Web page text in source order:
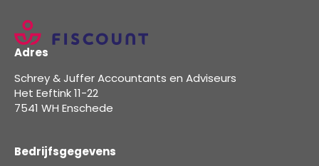
Adres
Schrey & Juffer Accountants en Adviseurs
Het Eeftink 11-22
7541 WH Enschede
Bedrijfsgegevens